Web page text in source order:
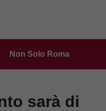
Non Solo Roma
sarà di